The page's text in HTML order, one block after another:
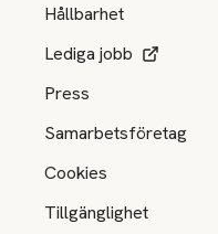
Hållbarhet
Lediga jobb
Press
Samarbetsföretag
Cookies
Tillgänglighet